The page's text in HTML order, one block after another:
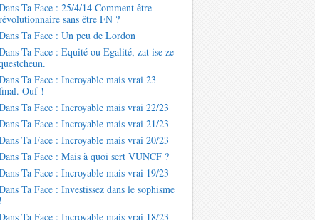
Ta Face : 25/4/14 Comment être
sans être FN ?
Ta Face : Un peu de Lordon
Ta Face : Equité ou Egalité, zat ise ze
Ta Face : Incroyable mais vrai 23
Ouf !
Ta Face : Incroyable mais vrai 22/23
Ta Face : Incroyable mais vrai 21/23
Ta Face : Incroyable mais vrai 20/23
Ta Face : Mais à quoi sert VUNCF ?
Ta Face : Incroyable mais vrai 19/23
Ta Face : Investissez dans le sophisme
!
Ta Face : Incroyable mais vrai 18/23